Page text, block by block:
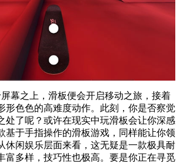
幕之上，滑板便会开启移动之旅，接着
形色色的高难度动作。此刻，你是否察觉
处了呢？或许在现实中玩滑板会让你深感
基于手指操作的滑板游戏，同样能让你领
休闲娱乐层面来看，这无疑是一款极具耐
富多样，技巧性也极高。要是你正在寻觅